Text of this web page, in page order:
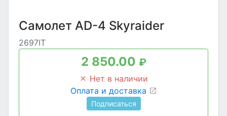
Самолет AD-4 Skyraider
2697IT
2 850.00 ₽
Нет в наличии
Оплата и доставка
Подписаться